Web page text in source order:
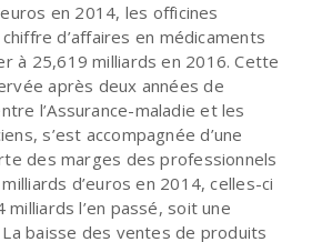
en 2014, les officines
d’affaires en médicaments
à 25,619 milliards en 2016. Cette
après deux années de
l’Assurance-maladie et les
s’est accompagnée d’une
des marges des professionnels
d’euros en 2014, celles-ci
l’en passé, soit une
baisse des ventes de produits